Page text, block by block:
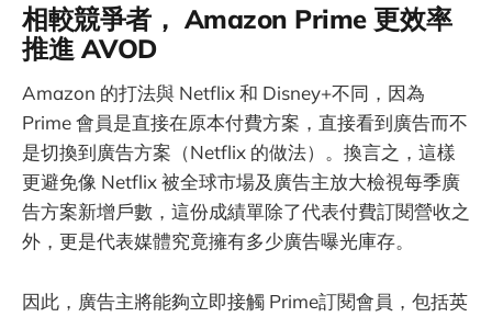
相較競爭者， Amazon Prime 更效率
推進 AVOD
Amazon 的打法與 Netflix 和 Disney+不同，因為
Prime 會員是直接在原本付費方案，直接看到廣告而不
是切換到廣告方案（Netflix 的做法）。換言之，這樣
更避免像 Netflix 被全球市場及廣告主放大檢視每季廣
告方案新增戶數，這份成績單除了代表付費訂閱營收之
外，更是代表媒體究竟擁有多少廣告曝光庫存。
因此，廣告主將能夠立即接觸 Prime訂閱會員，包括英